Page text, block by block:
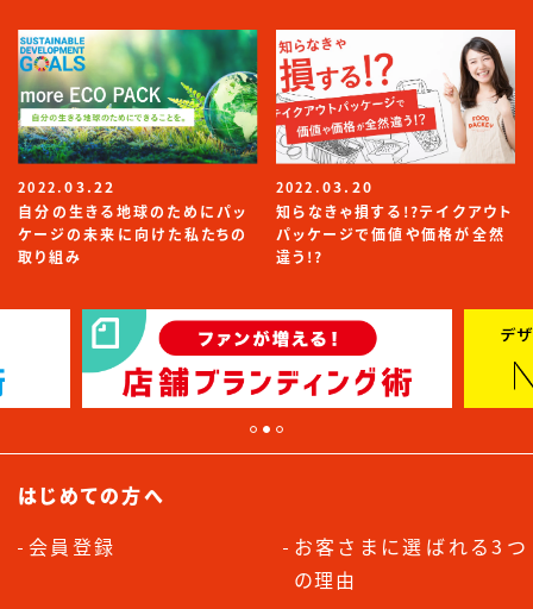
2022.03.22
自分の生きる地球のためにパッ
ケージの未来に向けた私たちの
取り組み
2022.03.20
知らなきゃ損する!?テイクアウト
パッケージで価値や価格が全然
違う!?
はじめての方へ
会員登録
お客さまに選ばれる3つ
の理由